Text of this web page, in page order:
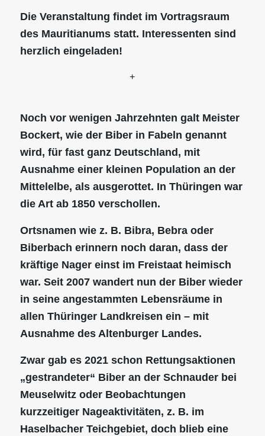
Die Veranstaltung findet im Vortragsraum
des Mauritianums statt. Interessenten sind
herzlich eingeladen!
+
Noch vor wenigen Jahrzehnten galt Meister
Bockert, wie der Biber in Fabeln genannt
wird, für fast ganz Deutschland, mit
Ausnahme einer kleinen Population an der
Mittelelbe, als ausgerottet. In Thüringen war
die Art ab 1850 verschollen.
Ortsnamen wie z. B. Bibra, Bebra oder
Biberbach erinnern noch daran, dass der
kräftige Nager einst im Freistaat heimisch
war. Seit 2007 wandert nun der Biber wieder
in seine angestammten Lebensräume in
allen Thüringer Landkreisen ein – mit
Ausnahme des Altenburger Landes.
Zwar gab es 2021 schon Rettungsaktionen
„gestrandeter“ Biber an der Schnauder bei
Meuselwitz oder Beobachtungen
kurzzeitiger Nageaktivitäten, z. B. im
Haselbacher Teichgebiet, doch blieb eine